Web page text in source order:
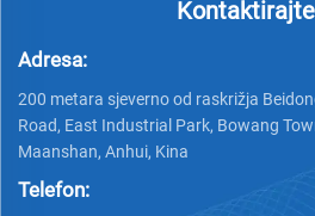
Adresa:
200 metara sjeverno od raskrižja
Road, East Industrial Park, Bowang
Maanshan, Anhui, Kina
Telefon: